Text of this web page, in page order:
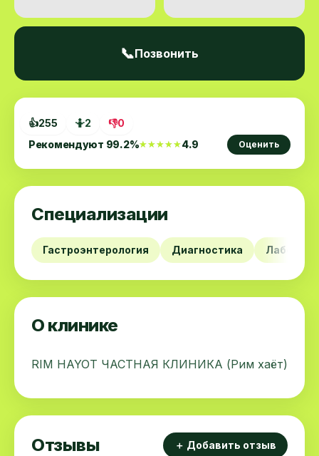
👍255 🤷2 👎0
Рекомендуют 99.2%★★★★★
★★★★★4.9 Оценить
Специализации
Гастроэнтерология Диагностика
О клинике
RIM HAYOT ЧАСТНАЯ КЛИНИКА (Рим хаёт)
Отзывы ＋ Добавить отзыв
📞Позвонить